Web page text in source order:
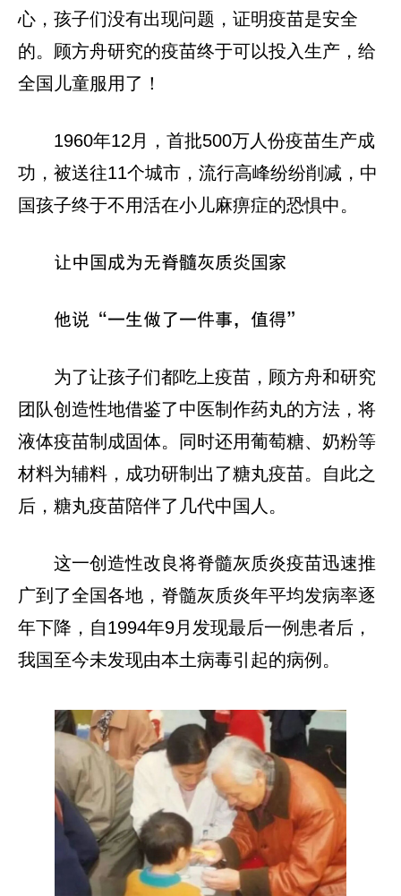
心，孩子们没有出现问题，证明疫苗是安全
的。顾方舟研究的疫苗终于可以投入生产，给
全国儿童服用了！
1960年12月，首批500万人份疫苗生产成
功，被送往11个城市，流行高峰纷纷削减，中
国孩子终于不用活在小儿麻痹症的恐惧中。
让中国成为无脊髓灰质炎国家
他说“一生做了一件事，值得”
为了让孩子们都吃上疫苗，顾方舟和研究
团队创造性地借鉴了中医制作药丸的方法，将
液体疫苗制成固体。同时还用葡萄糖、奶粉等
材料为辅料，成功研制出了糖丸疫苗。自此之
后，糖丸疫苗陪伴了几代中国人。
这一创造性改良将脊髓灰质炎疫苗迅速推
广到了全国各地，脊髓灰质炎年平均发病率逐
年下降，自1994年9月发现最后一例患者后，
我国至今未发现由本土病毒引起的病例。